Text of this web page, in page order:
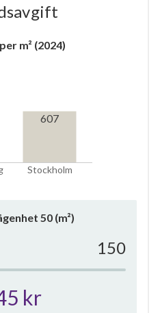
m² (2024)
Stockholm
607
50 (m²)
150
kr